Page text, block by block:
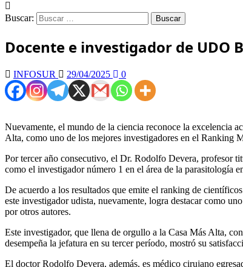
Buscar:
Docente e investigador de
INFOSUR 29/04/2025 0
Nuevamente, el mundo de la ciencia reconoce la excelencia
Alta, como uno de los mejores investigadores en el Ranking
Por tercer año consecutivo, el Dr. Rodolfo Devera, profesor
como el investigador número 1 en el área de la parasitología
De acuerdo a los resultados que emite el ranking de
este investigador udista, nuevamente, logra destacar como
por otros autores.
Este investigador, que llena de orgullo a la Casa Más Alta,
desempeña la jefatura en su tercer período, mostró su
El doctor Rodolfo Devera, además, es médico cirujano